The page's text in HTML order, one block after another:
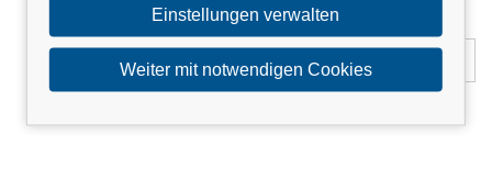
Einstellungen verwalten
Weiter mit notwendigen Cookies